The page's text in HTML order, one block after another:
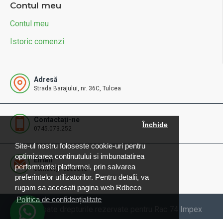
Site-ul nostru foloseste cookie-uri pentru
optimizarea continutului si imbunatatirea
performantei platformei, prin salvarea
preferintelor utilizatorilor. Pentru detalii, va
rugam sa accesati pagina web Rdbeco
Politica de confidențialitate
Închide
Contul meu
Contul meu
Istoric comenzi
Adresă
Strada Barajului, nr. 36C, Tulcea
Contactați-ne
0745.073.252
Email
contact@rdbeco.ro
© 2025 Toate drepturile rezervate pentru Rac 74 Impex